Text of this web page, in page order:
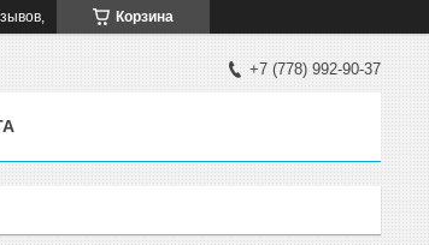
Корзина
+7 (778) 992-90-37